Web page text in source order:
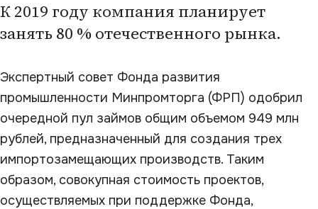
К 2019 году компания планирует
занять 80 % отечественного рынка.
Экспертный совет Фонда развития
промышленности Минпромторга (ФРП) одобрил
очередной пул займов общим объемом 949 млн
рублей, предназначенный для создания трех
импортозамещающих производств. Таким
образом, совокупная стоимость проектов,
осуществляемых при поддержке Фонда,